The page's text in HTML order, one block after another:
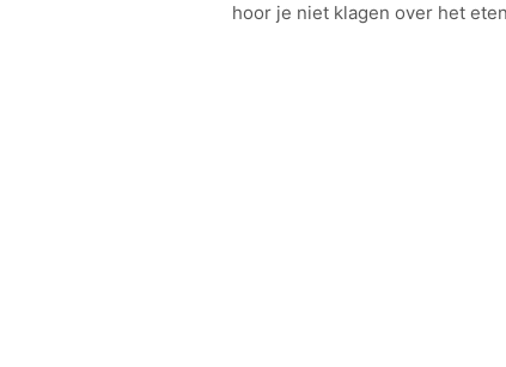
hoor je niet klagen over het